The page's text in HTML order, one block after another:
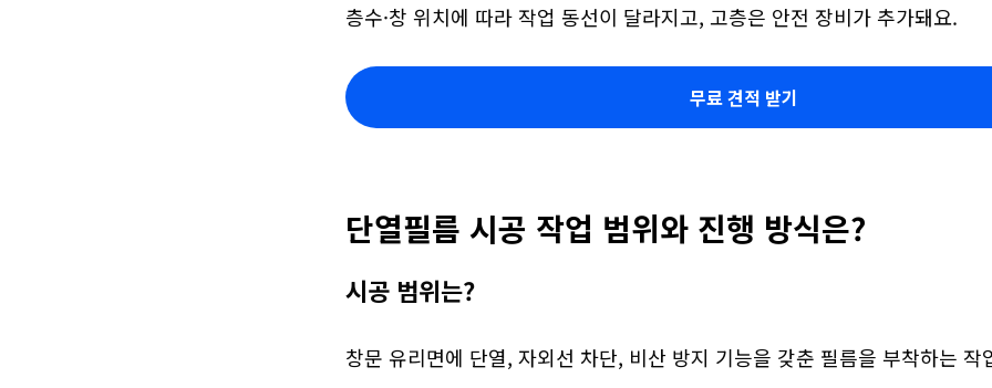
층수·창 위치에 따라 작업 동선이 달라지고, 고층은 안전 장비가 추가돼요.
무료 견적 받기
단열필름 시공 작업 범위와 진행 방식은?
시공 범위는?
창문 유리면에 단열, 자외선 차단, 비산 방지 기능을 갖춘 필름을 부착하는 작